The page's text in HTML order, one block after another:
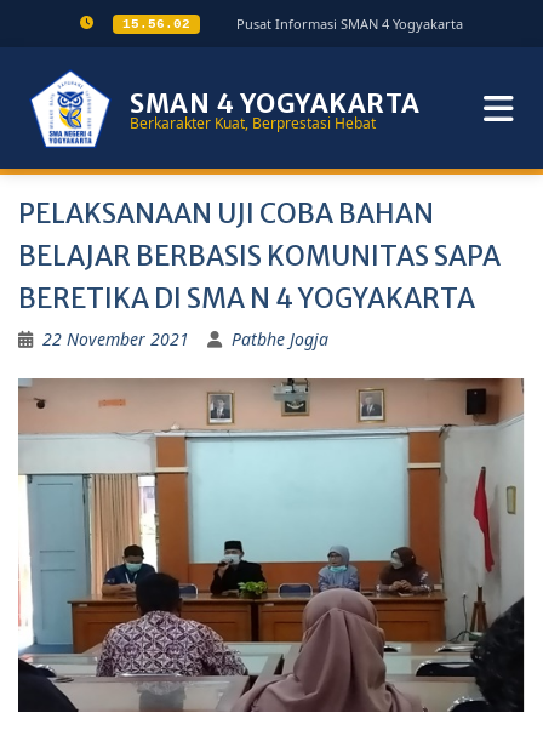
15.56.02 Pusat Informasi SMAN 4 Yogyakarta
SMAN 4 YOGYAKARTA
Berkarakter Kuat, Berprestasi Hebat
PELAKSANAAN UJI COBA BAHAN
BELAJAR BERBASIS KOMUNITAS SAPA
BERETIKA DI SMA N 4 YOGYAKARTA
22 November 2021 Patbhe Jogja